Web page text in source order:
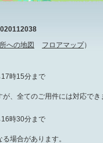
への地図 フロアマップ）
時15分まで
、全てのご用件には対応でき
時30分まで
場合があります。